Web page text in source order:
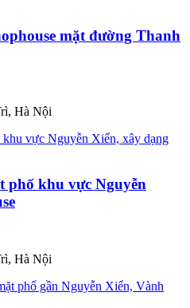
mặt đường Thanh
Hà Nội
phố khu vực Nguyễn
Hà Nội